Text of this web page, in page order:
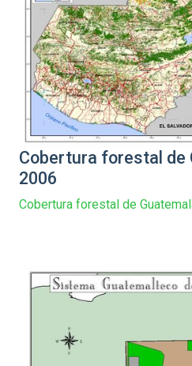
Cobertura forestal de
2006
Cobertura forestal de